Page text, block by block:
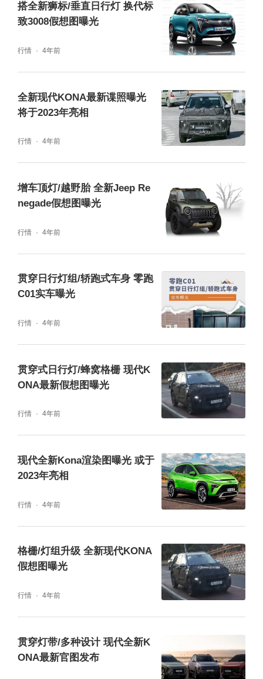
搭全新狮标/垂直日行灯 换代标
致3008假想图曝光
行情 4年前
全新现代KONA最新谍照曝光
将于2023年亮相
行情 4年前
增车顶灯/越野胎 全新Jeep Re
negade假想图曝光
行情 4年前
贯穿日行灯组/轿跑式车身 零跑
C01实车曝光
行情 4年前
贯穿式日行灯/蜂窝格栅 现代K
ONA最新假想图曝光
行情 4年前
现代全新Kona渲染图曝光 或于
2023年亮相
行情 4年前
格栅/灯组升级 全新现代KONA
假想图曝光
行情 4年前
贯穿灯带/多种设计 现代全新K
ONA最新官图发布